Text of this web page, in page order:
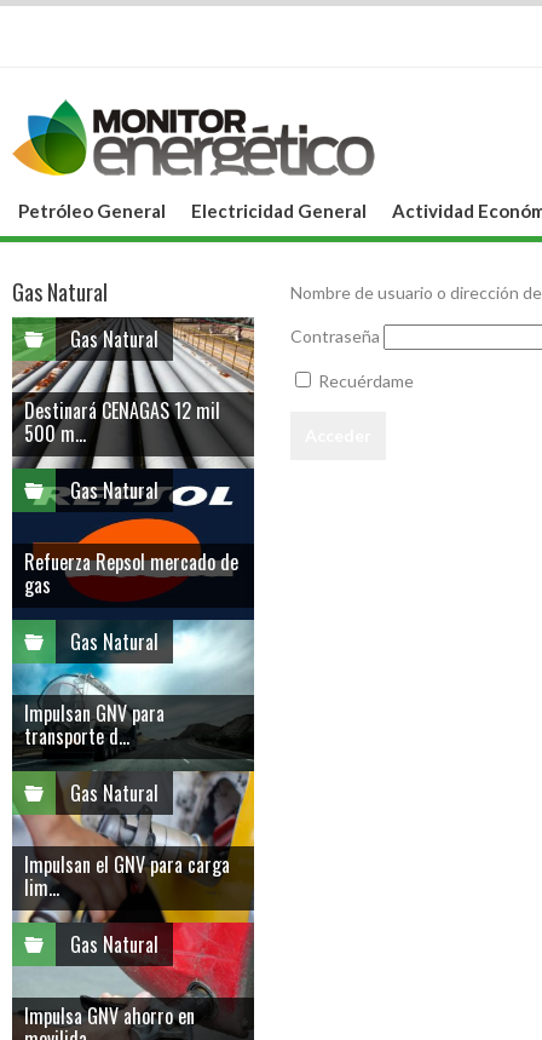
Petróleo General Electricidad General Actividad
Nombre de usuario o dirección
Contraseña
Recuérdame
Gas Natural
Gas Natural
Destinará CENAGAS 12 mil
500 m...
Gas Natural
Refuerza Repsol mercado de
gas
Gas Natural
Impulsan GNV para
transporte d...
Gas Natural
Impulsan el GNV para carga
lim...
Gas Natural
Impulsa GNV ahorro en